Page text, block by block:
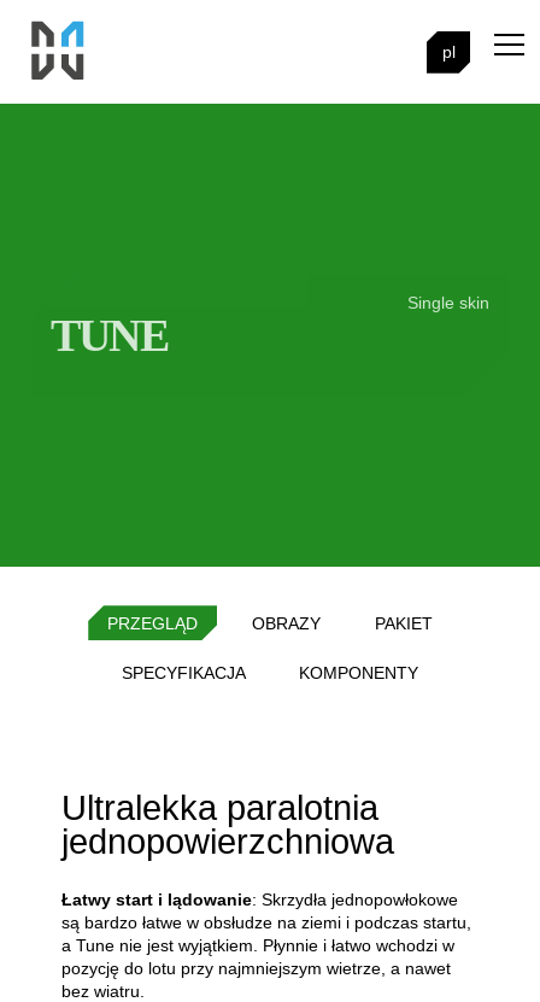
pl
Single skin
TUNE
PRZEGLĄD OBRAZY PAKIET
SPECYFIKACJA KOMPONENTY
Ultralekka paralotnia
jednopowierzchniowa
Łatwy start i lądowanie: Skrzydła jednopowłokowe
są bardzo łatwe w obsłudze na ziemi i podczas startu,
a Tune nie jest wyjątkiem. Płynnie i łatwo wchodzi w
pozycję do lotu przy najmniejszym wietrze, a nawet
bez wiatru.